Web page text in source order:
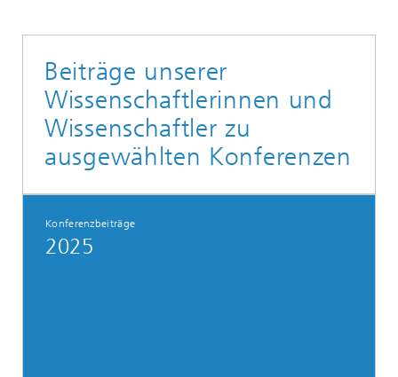
Beiträge unserer
Wissenschaftlerinnen und
Wissenschaftler zu
ausgewählten Konferenzen
Konferenzbeiträge
2025